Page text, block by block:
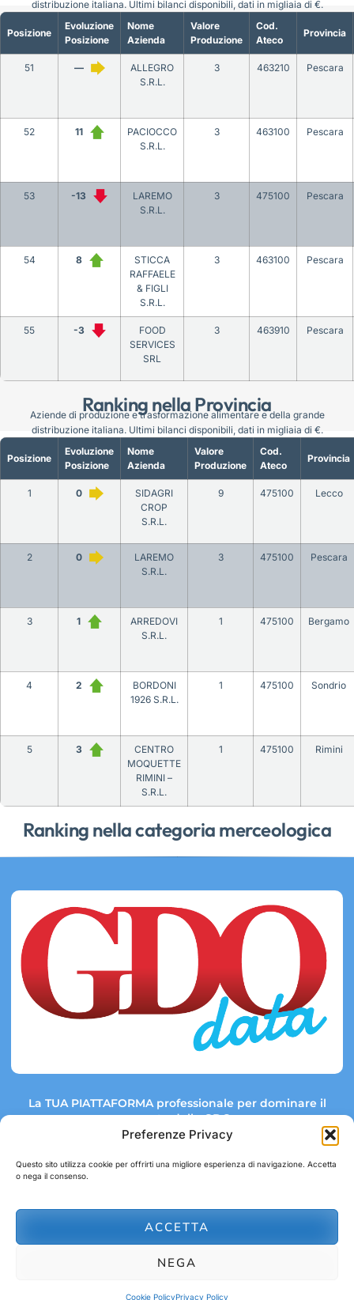
Preferenze Privacy
Questo sito utilizza cookie per offrirti una migliore esperienza di navigazione. Accetta
o nega il consenso.
ACCETTA
NEGA
Cookie PolicyPrivacy Policy
Ranking nella Provincia
Posizione
Evoluzione
Posizione
Nome
Azienda
Valore
Produzione
Cod.
Ateco
Provincia
51 —
ALLEGRO
S.R.L.
3 463210 Pescara
52 11
PACIOCCO
S.R.L.
3 463100 Pescara
53 -13
LAREMO
S.R.L.
3 475100 Pescara
54 8
STICCA
RAFFAELE
& FIGLI
S.R.L.
3 463100 Pescara
55 -3
FOOD
SERVICES
SRL
3 463910 Pescara
distribuzione italiana. Ultimi bilanci disponibili, dati in migliaia di €.
Ranking nella categoria merceologica
Posizione
Evoluzione
Posizione
Nome
Azienda
Valore
Produzione
Cod.
Ateco
Provincia
1 0
SIDAGRI
CROP
S.R.L.
9 475100 Lecco
2 0
LAREMO
S.R.L.
3 475100 Pescara
3 1
ARREDOVI
S.R.L.
1 475100 Bergamo
4 2
BORDONI
1926 S.R.L.
1 475100 Sondrio
5 3
CENTRO
MOQUETTE
RIMINI –
S.R.L.
1 475100 Rimini
Aziende di produzione e trasformazione alimentare e della grande
distribuzione italiana. Ultimi bilanci disponibili, dati in migliaia di €.
La TUA PIATTAFORMA professionale per dominare il
mercato della GDO.
Link rapidi:
abbonamenti@gdodata.it